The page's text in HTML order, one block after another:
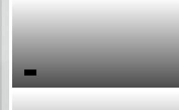
Por favor, aguarde...